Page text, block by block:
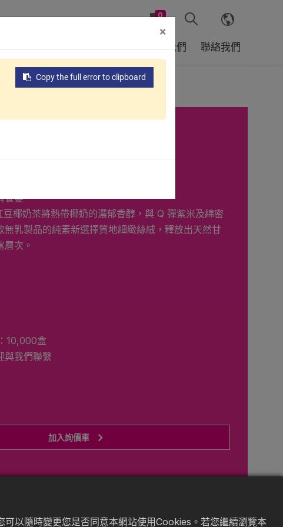
關於我們 聯絡我們
0
饗宴
椰奶茶將熱帶椰奶的濃郁香醇，與 Q 彈紫米及綿密
無乳製品的純素新選擇質地細緻絲絨，釋放出天然甘
層次。
10,000盒
與我們聯繫
加入詢價車
以隨時變更您是否同意本網站使用Cookies。若您繼續瀏覽本
×
Copy the full error to clipboard